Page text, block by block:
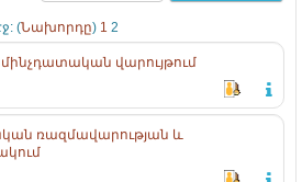
(Նախորդը) 1 2
վարույթում
ռազմավարության և